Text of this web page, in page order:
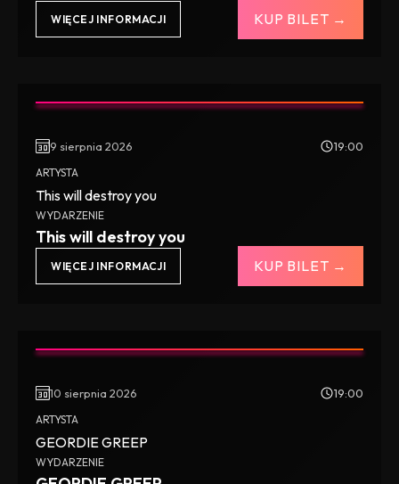
WIĘCEJ INFORMACJI KUP BILET →
9 sierpnia 2026 19:00
ARTYSTA
This will destroy you
WYDARZENIE
This will destroy you
WIĘCEJ INFORMACJI KUP BILET →
10 sierpnia 2026 19:00
ARTYSTA
GEORDIE GREEP
WYDARZENIE